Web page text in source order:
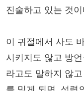
진술하고 있는 것이
이 귀절에서 사도
시키지도 않고 방
라고도 말하지 않